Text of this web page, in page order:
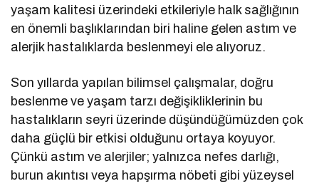
yaşam kalitesi üzerindeki etkileriyle halk sağlığının
en önemli başlıklarından biri haline gelen astım ve
alerjik hastalıklarda beslenmeyi ele alıyoruz.
Son yıllarda yapılan bilimsel çalışmalar, doğru
beslenme ve yaşam tarzı değişikliklerinin bu
hastalıkların seyri üzerinde düşündüğümüzden çok
daha güçlü bir etkisi olduğunu ortaya koyuyor.
Çünkü astım ve alerjiler; yalnızca nefes darlığı,
burun akıntısı veya hapşırma nöbeti gibi yüzeysel